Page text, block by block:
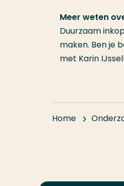
Meer weten
Duurzaam
maken. Ben je
met Karin
Home